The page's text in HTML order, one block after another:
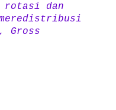
rotasi dan
Gross